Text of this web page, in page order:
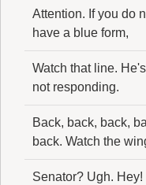
Attention. If you do
have a blue form,
Watch that line. He's
not responding.
Back, back, back,
back. Watch the
Senator? Ugh. Hey!